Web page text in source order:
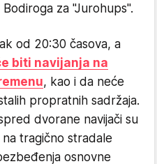
za "Jurohups".
od 20:30 časova, a
biti navijanja na
, kao i da neće
propratnih sadržaja.
dvorane navijači su
tragično stradale
osnovne